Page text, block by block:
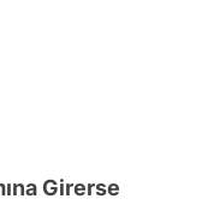
Girerse